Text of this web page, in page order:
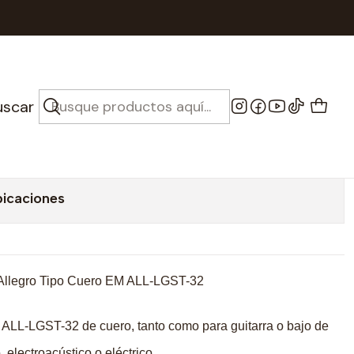
Guitarra O Bajo tipo
EM 32
Tipo Cuero EM ALL-LGST-32
LGST-32 de cuero, tanto como para guitarra o bajo de